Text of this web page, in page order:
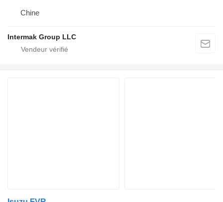
Chine
Intermak Group LLC